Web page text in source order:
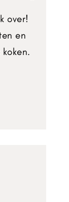
over!
en